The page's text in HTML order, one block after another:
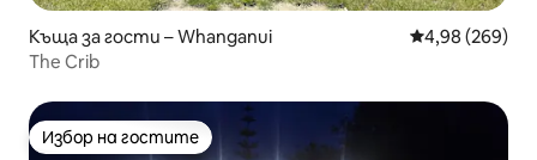
Къща за гости – Whanganui Средна
4,98 (269)
The Crib
Избор на гостите
Избор на гостите